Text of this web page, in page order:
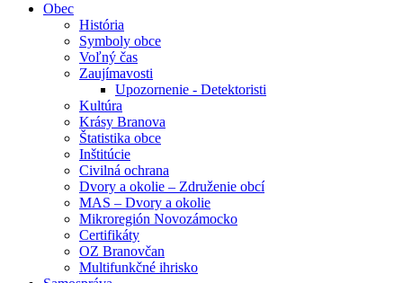
Obec
História
Symboly obce
Voľný čas
Zaujímavosti
Upozornenie - Detektoristi
Kultúra
Krásy Branova
Štatistika obce
Inštitúcie
Civilná ochrana
Dvory a okolie – Združenie obcí
MAS – Dvory a okolie
Mikroregión Novozámocko
Certifikáty
OZ Branovčan
Multifunkčné ihrisko